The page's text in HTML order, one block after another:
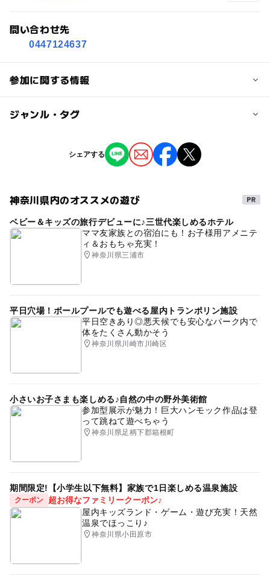
問い合わせ先
0447124637
参加に関する情報
対象年齢
3歳･4歳･5歳･6歳(幼児) 小学生 中学生･高校生
最終応募締切 2025-3-16(日)
注意・制限事項
【問い合わせ先】
応募方法
このイベントの受付は終了しました。
予約ページ
ジャンル・タグ
街なかイベント
タグ
オープンデータ利用 川崎市情報提供
シェアする
神奈川県内のオススメの遊び
ベビー＆キッズの旅行デビューに♪三世代楽しめるホテル
ママ友家族との宿泊にも！お子様用アメニテ
ィ＆おもちゃ充実！
神奈川県三浦市
平日穴場！ボールプールでも遊べる屋内トランポリン施設
平日空きあり◎悪天候でも安心なパーク内で
体をたくさん動かそう
神奈川県川崎市川崎区
小さいお子さまも楽しめる♪自然の中の野外美術館
参加型展示が魅力！巨大ハンモック作品は登
って跳ねて遊べちゃう
神奈川県足柄下郡箱根町
期間限定!【小学生以下無料】家族で1日楽しめる温泉施設
クーポン
超お得なファミリークーポン♪
屋内キッズランド・ゲーム・遊び充実！天然
温泉でほっこり♪
神奈川県小田原市